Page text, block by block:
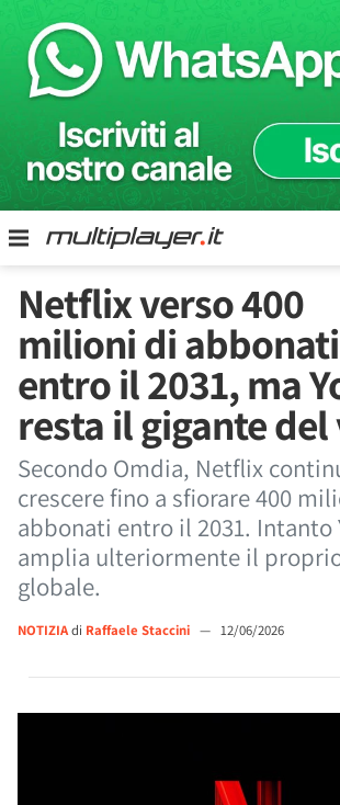
Netflix verso 400
milioni di abbonati
entro il 2031, ma
resta il gigante
Secondo Omdia, Netflix
crescere fino a sfiorare 400
abbonati entro il 2031. Intanto
amplia ulteriormente il
globale.
NOTIZIAdi Raffaele Staccini — 12/06/2026